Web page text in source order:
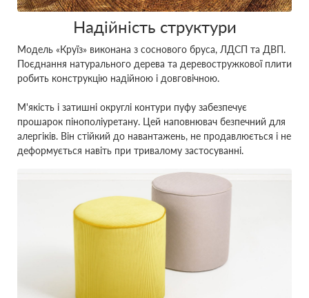
Надійність структури
Модель «Круїз» виконана з соснового бруса, ЛДСП та ДВП.
Поєднання натурального дерева та деревостружкової плити
робить конструкцію надійною і довговічною.
М'якість і затишні округлі контури пуфу забезпечує
прошарок пінополіуретану. Цей наповнювач безпечний для
алергіків. Він стійкий до навантажень, не продавлюється і не
деформується навіть при тривалому застосуванні.